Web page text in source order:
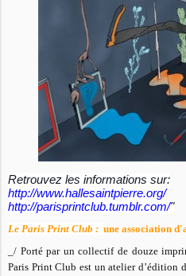
Retrouvez les informations sur:
http://www.hallesaintpierre.org/
http://parisprintclub.tumblr.com/"
Le Paris Print Club :une association
_/ Porté par un collectif de douze
Paris Print Club est un atelier d’édition